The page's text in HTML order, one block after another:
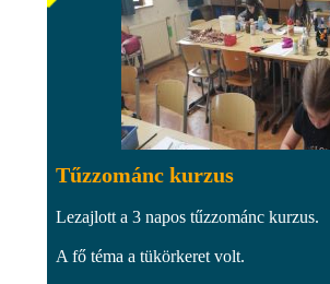
Tűzzománc kurzus
Lezajlott a 3 napos tűzzománc kurzus.
A fő téma a tükörkeret volt.